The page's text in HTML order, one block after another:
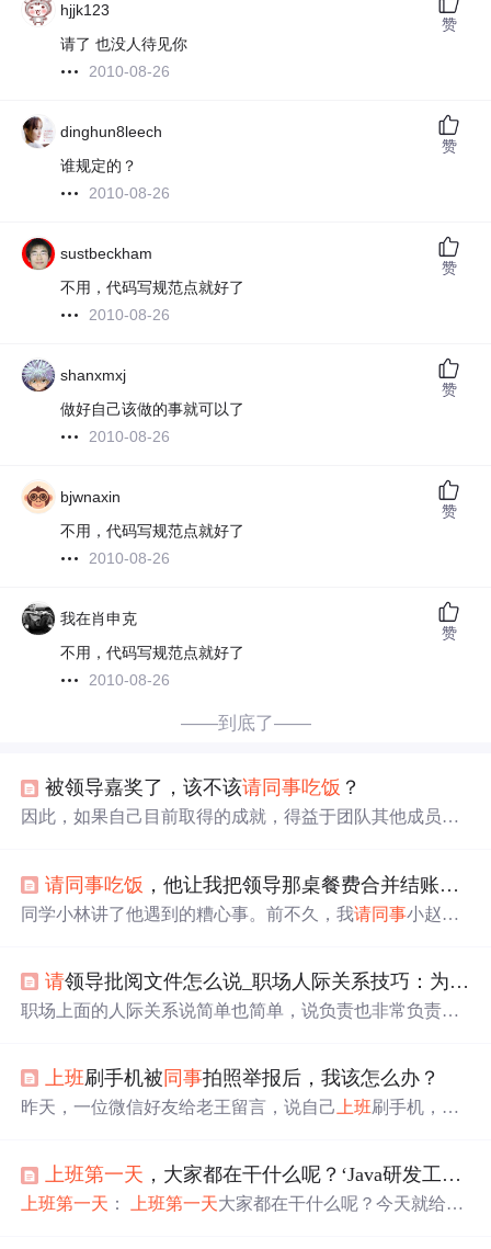
hjjk123
请了 也没人待见你
2010-08-26
赞
dinghun8leech
谁规定的？
2010-08-26
赞
sustbeckham
不用，代码写规范点就好了
2010-08-26
赞
shanxmxj
做好自己该做的事就可以了
2010-08-26
赞
bjwnaxin
不用，代码写规范点就好了
2010-08-26
赞
我在肖申克
不用，代码写规范点就好了
2010-08-26
赞
——到底了——
被领导嘉奖了，该不该请 同事吃饭 ？
因此，如果自己目前取得的成就，得益于团队其他成员的
家吃水果等，这样做不仅可以体现出你的感恩意识，同时
也可以拉近跟其他同事之间的距离，从此更加有利于后续
近 同事们，从而打消他们把你当成职场晋升假想敌的念
头，甚至让他们有一种这样的感觉，即你能得到嘉奖，自
然也少不了他们的好处，从而激发他们在后续工作中不断
请同事吃饭 ，他让我把领导那桌餐费合并结账，网友：这3招漂亮
同学小林讲了他遇到的糟心事。前不久，我请同事小赵、
桌餐费并到我们那桌一起买单。”领导觉得在朋友面前挺有
面子，“那就谢谢小赵了。”我们吃完饭，我喊来服务员买
一看，心里非常不高兴，我请你俩 吃饭 才花1...
请领导批阅文件怎么说_职场人际关系技巧：为什么说职场女性
职场上面的人际关系说简单也简单，说负责也非常负责，
导上司吃了一顿饭，就被人说三道四？办公室八卦事情经
过是这样的，小编的这位闺蜜小琳刚刚入职一家互联网公
了她，是不是应该
请部门上司主管吃一顿饭，感谢他给
了...
上班刷手机被 同事拍照举报后，我该怎么办？
昨天，一位微信好友给老王留言，说自己 上班刷手机，被
但老王要说：同事 的举报举动我们暂且不评论，单论花费
大量上班时间在刷手机、处理自己的私事上，本身就有过
上班第一天 ，大家都在干什么呢？‘Java研发工程师
上班第一天 ： 上班第一天大家都在干什么呢？今天就给大